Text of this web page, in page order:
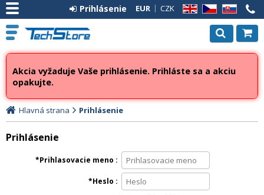
EN CZ SK
EUR CZK
Prihlásenie
Akcia vyžaduje Vaše prihlásenie. Prihláste sa a akciu
opakujte.
Hlavná strana Prihlásenie
Prihlásenie
Prihlasovacie meno
Heslo